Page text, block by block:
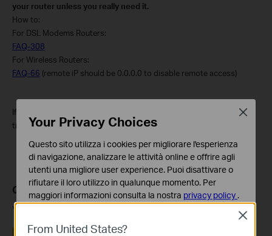
your router unless you really need it.
How to:
For DSL Modems Routers:
FAQ-308
For Wireless Routers:
FAQ-66 (remote iP should be 0.0.0.0 to disable remote access)
If you have any furthur questions, please go to
to submit a
ticket.
Questa faq è utile?
Your feedback helps improve this site.
From United States?
Close
Your Privacy Choices
Questo sito utilizza i cookies per migliorare l'esperienza
di navigazione, analizzare le attività online e offrire agli
utenti una migliore user experience. Puoi disattivare o
rifiutare il loro utilizzo in qualunque momento. Per
maggiori informazioni consulta la nostra privacy policy .
Questi cookies sono necessari per il corretto
Close